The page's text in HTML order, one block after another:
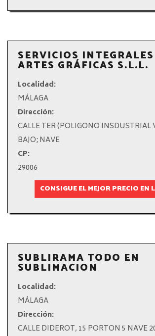
SERVICIOS
ARTES GRÁFICAS S.L.L.
Localidad:
MÁLAGA
Dirección:
CALLE TER (POLIGONO INSDUSTRIAL
BAJO; NAVE
CP:
29006
CONSIGUE EL MEJOR PRECIO EN
SUBLIRAMA TODO EN
SUBLIMACION
Localidad:
MÁLAGA
Dirección:
CALLE DIDEROT, 15 PORTON 5 NAVE